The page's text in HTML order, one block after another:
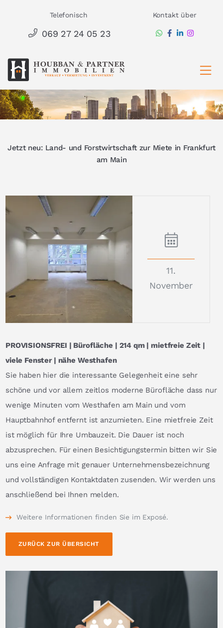
springen
Telefonisch
069 27 24 05 23
Kontakt über
Jetzt neu: Land- und Forstwirtschaft zur Miete in Frankfurt
am Main
11.
November
PROVISIONSFREI | Bürofläche | 214 qm | mietfreie Zeit |
viele Fenster | nähe Westhafen
Sie haben hier die interessante Gelegenheit eine sehr
schöne und vor allem zeitlos moderne Bürofläche dass nur
wenige Minuten vom Westhafen am Main und vom
Hauptbahnhof entfernt ist anzumieten. Eine mietfreie Zeit
ist möglich für Ihre Umbauzeit. Die Dauer ist noch
abzusprechen. Für einen Besichtigungstermin bitten wir Sie
uns eine Anfrage mit genauer Unternehmensbezeichnung
und vollständigen Kontaktdaten zusenden. Wir werden uns
anschließend bei Ihnen melden.
Weitere Informationen finden Sie im Exposé.
ZURÜCK ZUR ÜBERSICHT